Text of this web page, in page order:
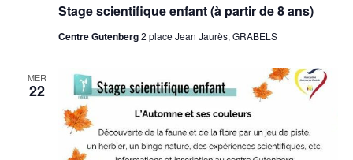
Stage scientifique enfant (à partir de 8 ans)
Centre Gutenberg2 place Jean Jaurès, GRABELS
MER
22